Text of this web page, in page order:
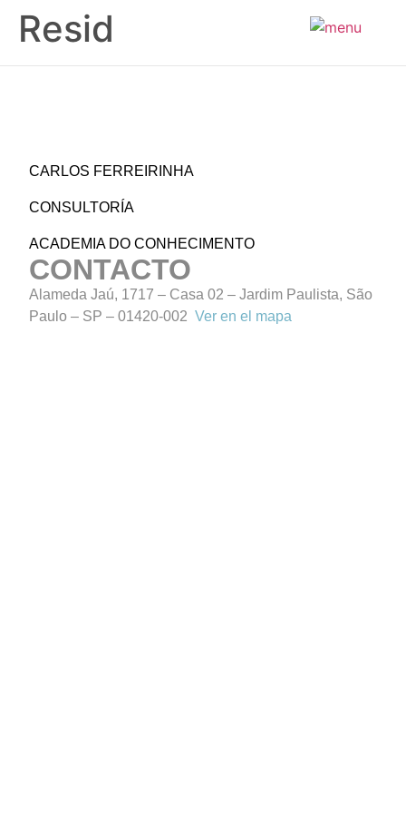
Resid
CARLOS FERREIRINHA
CONSULTORÍA
ACADEMIA DO CONHECIMENTO
CONTACTO
Alameda Jaú, 1717 – Casa 02 – Jardim Paulista, São
Paulo – SP – 01420-002 Ver en el mapa